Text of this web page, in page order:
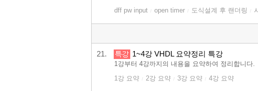
dff pw input
open timer 도식설계 후 랜더링
21. 1~4강 VHDL 요약정리 특강
1강부터 4강까지의 내용을 요약하여 정리합니다.
1강 요약
2강 요약 3강 요약 4강 요약